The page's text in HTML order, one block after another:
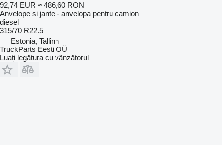
92,74 EUR ≈ 486,60 RON
Anvelope si jante - anvelopa pentru camion
diesel
315/70 R22.5
Estonia, Tallinn
TruckParts Eesti OÜ
Luați legătura cu vânzătorul